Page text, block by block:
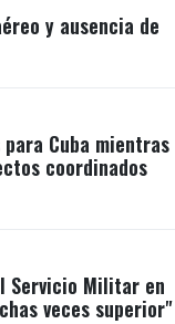
y ausencia de
Cuba mientras
coordinados
Servicio Militar en
veces superior"